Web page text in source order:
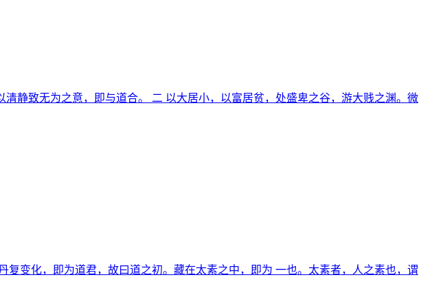
静致无为之意，即与道合。 二 以大居小，以富居贫，处盛卑之谷，游大贱之渊。微
变化，即为道君，故曰道之初。藏在太素之中，即为 一也。太素者，人之素也，谓